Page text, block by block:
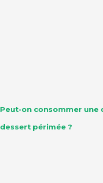
Peut-on consommer une
dessert périmée ?